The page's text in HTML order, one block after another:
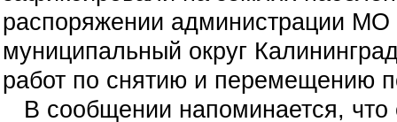
распоряжении администрации МО
муниципальный округ
работ по снятию и перемещению
В сообщении напоминается, что